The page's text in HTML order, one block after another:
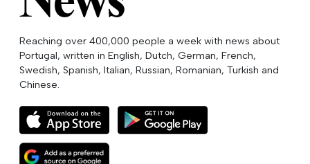
Reaching over 400,000 people a week with news about
Portugal, written in English, Dutch, German, French,
Swedish, Spanish, Italian, Russian, Romanian, Turkish and
Chinese.